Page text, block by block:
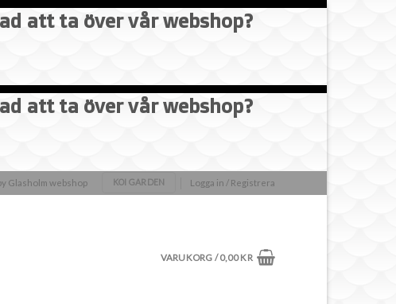
att ta över vår webshop?
att ta över vår webshop?
Glasholm webshop KOI GARDEN Logga in / Registrera
VARUKORG /0,00KR